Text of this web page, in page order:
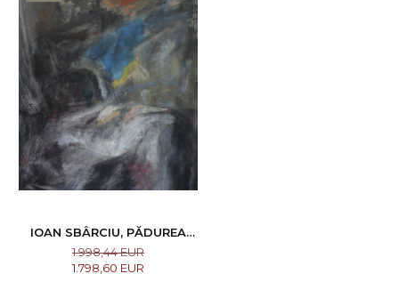
IOAN SBÂRCIU, PĂDUREA
NEAGRĂ
1.998,44 EUR
1.798,60 EUR